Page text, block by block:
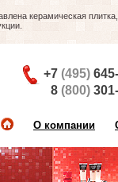
керамическая
+7 (495)
8 (800)
О компании